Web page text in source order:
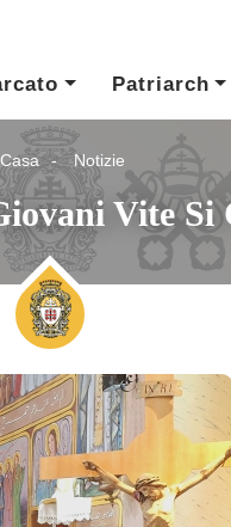
Patriarch
Notizie
Vite